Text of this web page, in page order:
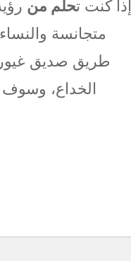
إذا كنت تحلم من
متجانسة
طريق صديق غيور
الخداع، وسوف